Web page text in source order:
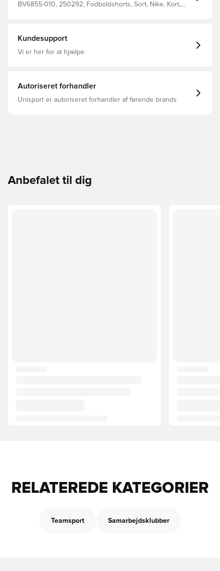
to bogstaver eller to tal. Perfekt til initialer eller nummer.
BV6855-010, 250292, Fodboldshorts, Sort, Nike, Kort,
Kundesupport
Vi er her for at hjælpe
Autoriseret forhandler
Unisport er autoriseret forhandler af førende brands
Anbefalet til dig
RELATEREDE KATEGORIER
Teamsport Samarbejdsklubber